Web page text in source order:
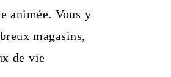
animée. Vous y
magasins,
de vie